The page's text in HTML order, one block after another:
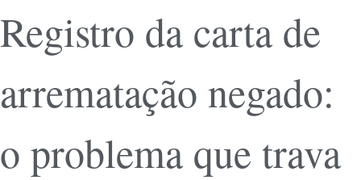
Registro da carta de
arrematação negado:
o problema que trava